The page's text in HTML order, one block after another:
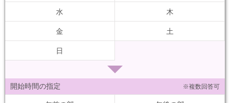
水 木
金 土
日
開始時間の指定 ※複数回答可